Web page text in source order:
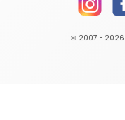
© 2007 - 2026